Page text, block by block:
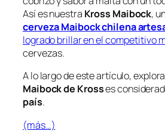
Así es nuestra Kross Maibock,
cerveza Maibock chilena
logrado brillar en el competitivo
cervezas.
A lo largo de este artículo,
Maibock de Krosses
país.
(más…)